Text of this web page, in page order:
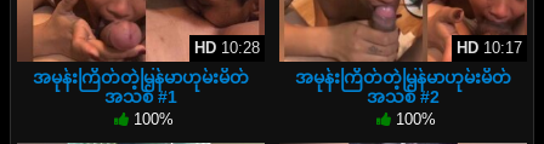
HD10:28
အမုန်းကြိတ်တဲ့မြန်မာဟုမ်းမိတ်
အသစ် #1
100%
HD10:17
အမုန်းကြိတ်တဲ့မြန်မာဟုမ်းမိတ်
အသစ် #2
100%